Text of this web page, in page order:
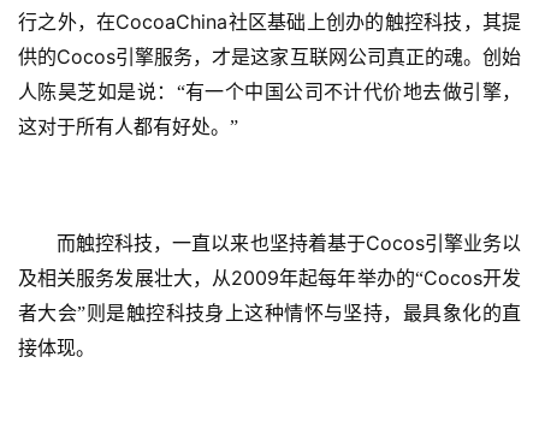
行之外，在CocoaChina社区基础上创办的触控科技，其提
供的Cocos引擎服务，才是这家互联网公司真正的魂。创始
人陈昊芝如是说：“有一个中国公司不计代价地去做引擎，
这对于所有人都有好处。”
而触控科技，一直以来也坚持着基于Cocos引擎业务以
及相关服务发展壮大，从2009年起每年举办的“Cocos开发
者大会”则是触控科技身上这种情怀与坚持，最具象化的直
接体现。